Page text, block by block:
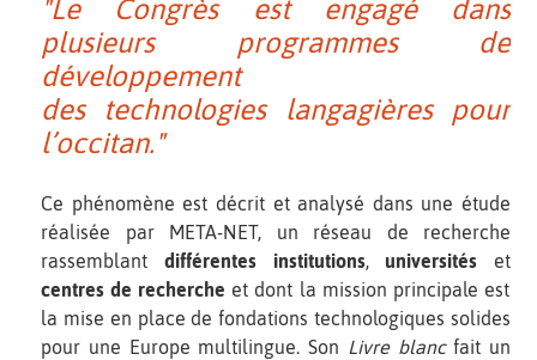
"Le Congrès est engagé dans
plusieurs programmes de
développement
des technologies langagières pour
l’occitan."
Ce phénomène est décrit et analysé dans une étude
réalisée par META-NET, un réseau de recherche
rassemblant différentes institutions, universités et
centres de recherche et dont la mission principale est
la mise en place de fondations technologiques solides
pour une Europe multilingue. Son Livre blancfait un